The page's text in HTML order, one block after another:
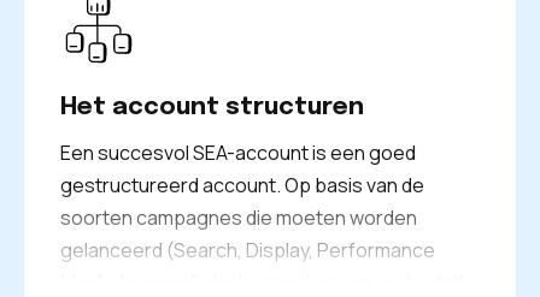
Het account structuren
Een succesvol SEA-account is een goed
gestructureerd account. Op basis van de
soorten campagnes die moeten worden
gelanceerd (Search, Display, Performance